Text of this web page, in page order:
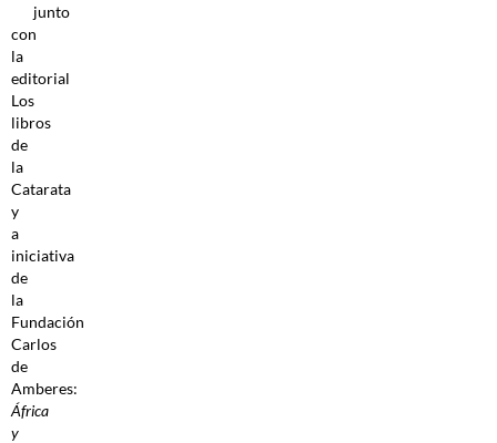
junto
con
la
editorial
Los
libros
de
la
Catarata
y
a
iniciativa
de
la
Fundación
Carlos
de
Amberes:
África
y